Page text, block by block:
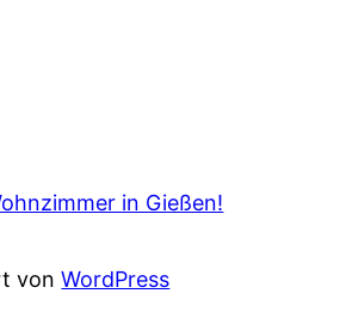
in Gießen!
vonWordPress